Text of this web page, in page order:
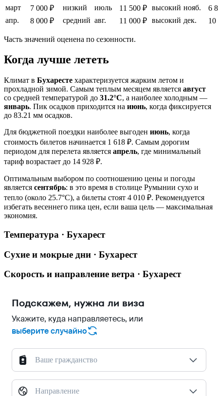
март
7 000 ₽ низкий июль 11 500 ₽ высокий нояб.
6
апр.
8 000 ₽ средний авг. 11 000 ₽ высокий дек. 10
Часть значений оценена по сезонности.
Когда лучше лететь
Климат в Бухаресте характеризуется жарким летом и
прохладной зимой. Самым теплым месяцем является август
со средней температурой до 31.2°C, а наиболее холодным —
январь. Пик осадков приходится на июнь, когда фиксируется
до 83.21 мм осадков.
Для бюджетной поездки наиболее выгоден июнь, когда
стоимость билетов начинается 1 618 ₽. Самым дорогим
периодом для перелета является апрель, где минимальный
тариф возрастает до 14 928 ₽.
Оптимальным выбором по соотношению цены и погоды
является сентябрь: в это время в столице Румынии сухо и
тепло (около 25.7°C), а билеты стоят 4 010 ₽. Рекомендуется
избегать весеннего пика цен, если ваша цель — максимальная
экономия.
Температура · Бухарест
Сухие и мокрые дни · Бухарест
Скорость и направление ветра · Бухарест
Подскажем, нужна ли виза
Укажите, куда направляетесь, или
выберите случайно
Ваше гражданство
Направление